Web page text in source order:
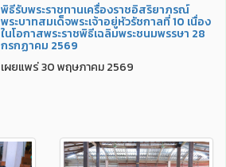
พิธีรับพระราชทานเครื่องราชอิสริยาภรณ์
พระบาทสมเด็จพระเจ้าอยู่หัวรัชกาลที่ 10 เนื่อง
ในโอกาสพระราชพิธีเฉลิมพระชนมพรรษา 28
กรกฏาคม 2569
เผยแพร่ 30 พฤษภาคม 2569